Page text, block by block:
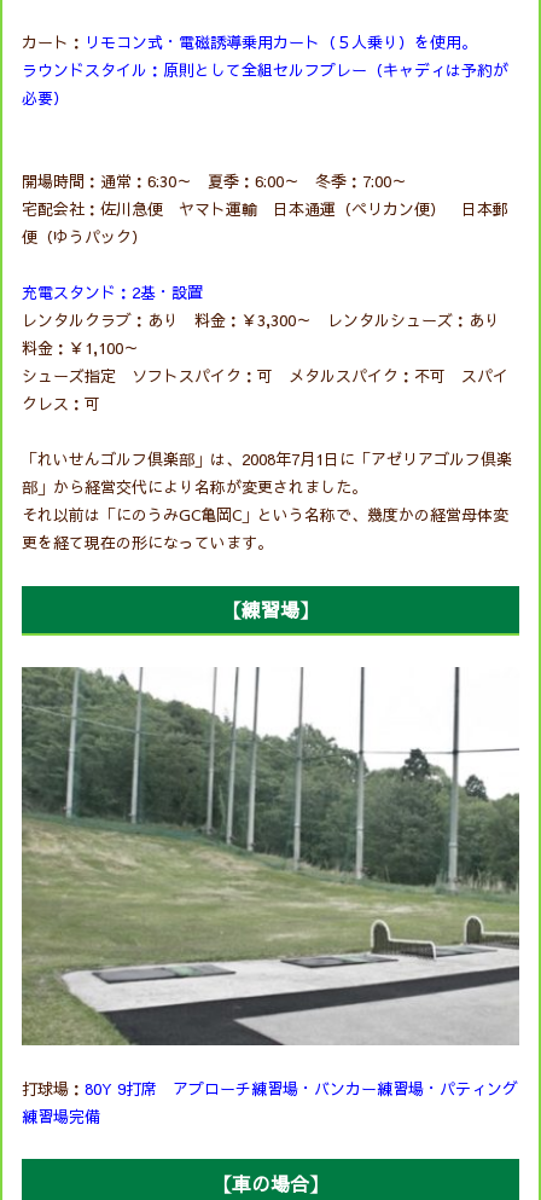
カート： リモコン式・電磁誘導乗用カート（５人乗り）を使用。
ラウンドスタイル：原則として全組セルフプレー（キャディは予約が
必要）
開場時間：通常：6:30～ 夏季：6:00～ 冬季：7:00～
宅配会社：佐川急便 ヤマト運輸 日本通運（ペリカン便） 日本郵
便（ゆうパック）
充電スタンド：2基・設置
レンタルクラブ：あり 料金：￥3,300～ レンタルシューズ：あり
料金：￥1,100～
シューズ指定 ソフトスパイク：可 メタルスパイク：不可 スパイ
クレス：可
「れいせんゴルフ倶楽部」は、2008年7月1日に「アゼリアゴルフ倶楽
部」から経営交代により名称が変更されました。
それ以前は「にのうみGC亀岡C」という名称で、幾度かの経営母体変
更を経て現在の形になっています。
【練習場】
打球場：80Y 9打席 アプローチ練習場・バンカー練習場・パティング
練習場完備
【車の場合】